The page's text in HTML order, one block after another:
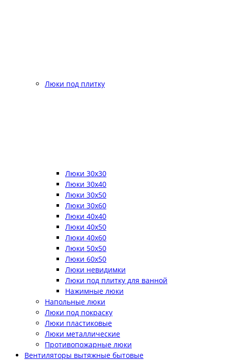
Люки под плитку
Люки 30x30
Люки 30x40
Люки 30x50
Люки 30x60
Люки 40x40
Люки 40x50
Люки 40x60
Люки 50x50
Люки 60x50
Люки невидимки
Люки под плитку для ванной
Нажимные люки
Напольные люки
Люки под покраску
Люки пластиковые
Люки металлические
Противопожарные люки
Вентиляторы вытяжные бытовые